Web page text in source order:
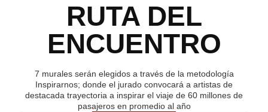
RUTA DEL
ENCUENTRO
7 murales serán elegidos a través de la metodología
Inspirarnos; donde el jurado convocará a artistas de
destacada trayectoria a inspirar el viaje de 60 millones de
pasajeros en promedio al año